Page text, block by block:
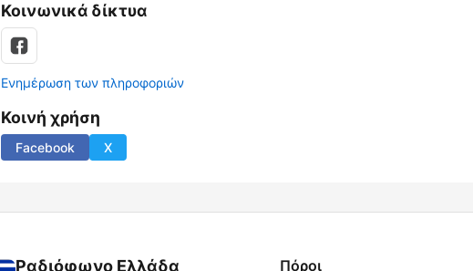
Κοινωνικά δίκτυα
Ενημέρωση των πληροφοριών
Κοινή χρήση
Facebook X
Ραδιόφωνο Ελλάδα Πόροι